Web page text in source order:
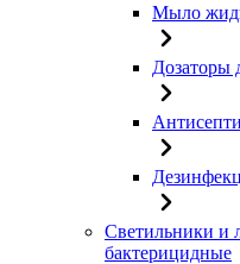
Мыло
Дозаторы
Светильники и
бактерицидные